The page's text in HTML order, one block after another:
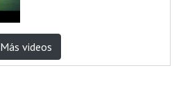
Más videos